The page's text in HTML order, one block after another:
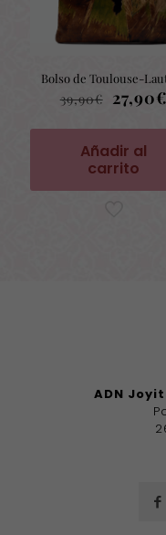
Bolso de Toulouse-
39,90€ El
precio
era:
39,90€.
27,90€
Añadir al
carrito
ADN